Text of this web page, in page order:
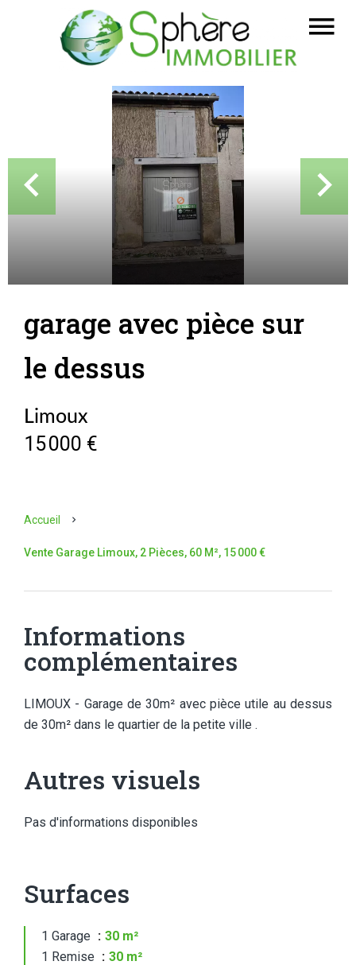
garage avec pièce sur
le dessus
Limoux
15 000 €
Accueil
Vente Garage Limoux, 2 Pièces, 60 M², 15 000 €
Informations
complémentaires
LIMOUX - Garage de 30m² avec pièce utile au dessus
de 30m² dans le quartier de la petite ville .
Autres visuels
Pas d'informations disponibles
Surfaces
1 Garage
30 m²
1 Remise
30 m²